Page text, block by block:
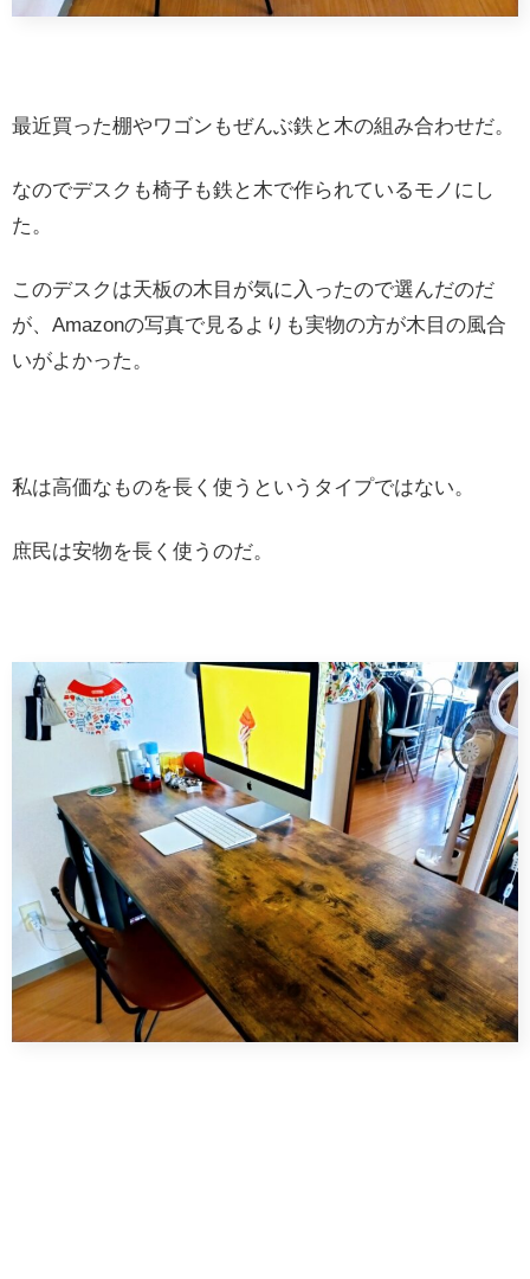
最近買った棚やワゴンもぜんぶ鉄と木の組み合わせだ。
なのでデスクも椅子も鉄と木で作られているモノにし
た。
このデスクは天板の木目が気に入ったので選んだのだ
が、Amazonの写真で見るよりも実物の方が木目の風合
いがよかった。
私は高価なものを長く使うというタイプではない。
庶民は安物を長く使うのだ。